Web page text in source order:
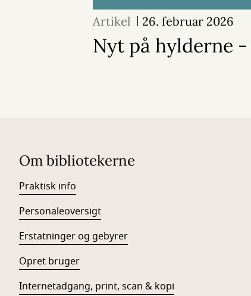
Artikel 26. februar 2026
Nyt på hylderne
Om bibliotekerne
Praktisk info
Personaleoversigt
Erstatninger og gebyrer
Opret bruger
Internetadgang, print, scan & kopi